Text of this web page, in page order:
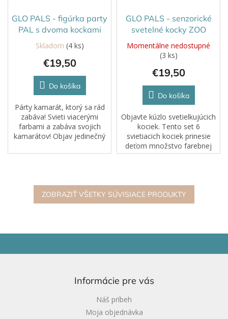
GLO PALS - figúrka party
PAL s dvoma kockami
Skladom (4 ks)
€19,50
Do košíka
Párty kamarát, ktorý sa rád
zabáva! Svieti viacerými
farbami a zabáva svojich
kamarátov! Objav jedinečný
kamarátmi Glo Pals. Každá
GLO PALS - senzorické
svetelné kocky ZOO
Momentálne nedostupné
(3 ks)
€19,50
Do košíka
Objavte kúzlo svetielkujúcich
kociek. Tento set 6
svietiacich kociek prinesie
deťom množstvo farebnej
zábavy a povzbudí ich
a po kontakte...
ZOBRAZIŤ VŠETKY SÚVISIACE PRODUKTY
Informácie pre vás
Náš príbeh
Moja objednávka